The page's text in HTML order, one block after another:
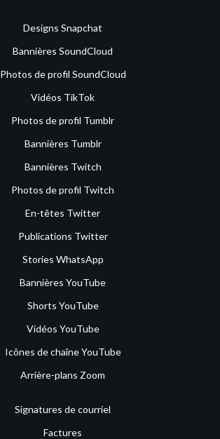
Designs Snapchat
Bannières SoundCloud
Photos de profil SoundCloud
Vidéos TikTok
Photos de profil Tumblr
Bannières Tumblr
Bannières Twitch
Photos de profil Twitch
En-têtes Twitter
Publications Twitter
Stories WhatsApp
Bannières YouTube
Shorts YouTube
Vidéos YouTube
Icônes de chaîne YouTube
Arrière-plans Zoom
Signatures de courriel
Factures